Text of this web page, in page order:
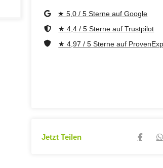
★ 5,0 / 5 Sterne auf Google
★ 4,4 / 5 Sterne auf Trustpilot
★ 4,97 / 5 Sterne auf
Jetzt Teilen